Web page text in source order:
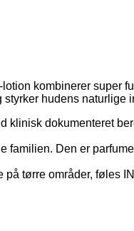
kombinerer super
hudens naturlige
klinisk dokumenteret
familien. Den er
på tørre områder, føles